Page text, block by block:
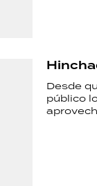
Desde
público